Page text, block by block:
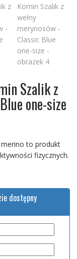
Szalik z
one-size
merino to produkt
fizycznych.
dostępny